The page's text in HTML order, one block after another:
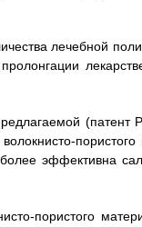
лечебной
эффективна
пористого